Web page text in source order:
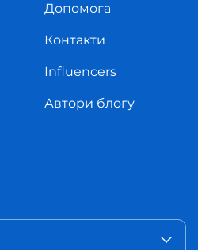
Допомога
Контакти
Influencers
Автори блогу